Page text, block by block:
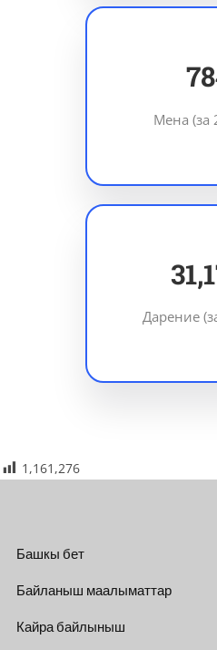
Мена (за
Дарение
1,161,276
Башкы бет
Байланыш маалыматтар
Кайра байлыныш